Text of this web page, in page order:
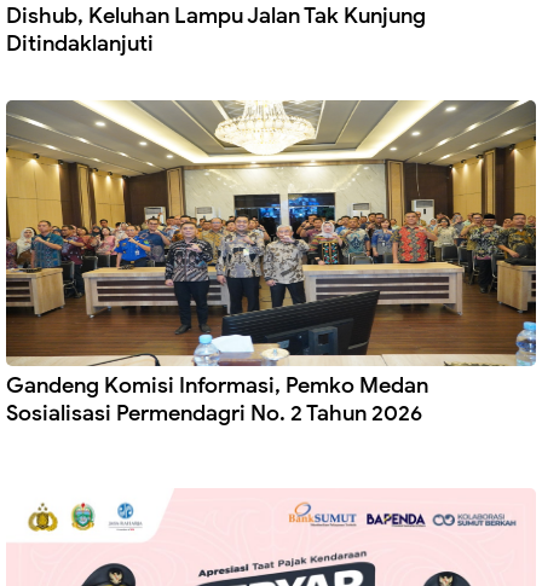
Dishub, Keluhan Lampu Jalan Tak Kunjung
Ditindaklanjuti
Gandeng Komisi Informasi, Pemko Medan
Sosialisasi Permendagri No. 2 Tahun 2026